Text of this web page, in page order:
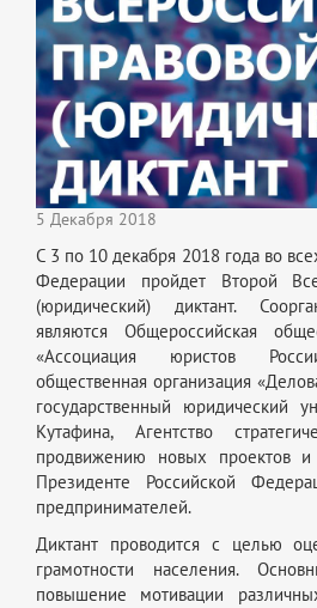
5 Декабря 2018
С 3 по 10 декабря 2018 года во
Федерации пройдет Второй
(юридический) диктант.
являются Общероссийская
«Ассоциация юристов
общественная организация
государственный юридический
Кутафина, Агентство
продвижению новых проектов
Президенте Российской
предпринимателей.
Диктант проводится с целью
грамотности населения.
повышение мотивации